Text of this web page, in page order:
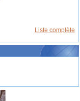
Liste complète